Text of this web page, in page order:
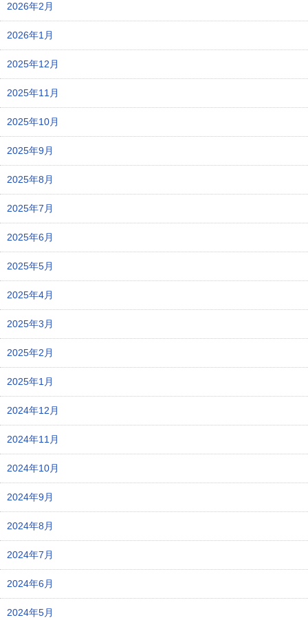
2026年2月
2026年1月
2025年12月
2025年11月
2025年10月
2025年9月
2025年8月
2025年7月
2025年6月
2025年5月
2025年4月
2025年3月
2025年2月
2025年1月
2024年12月
2024年11月
2024年10月
2024年9月
2024年8月
2024年7月
2024年6月
2024年5月